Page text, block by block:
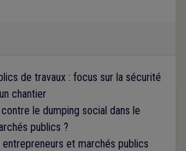
est programmée
de travaux : focus sur la sécurité
chantier
le dumping social dans le
publics ?
et marchés publics